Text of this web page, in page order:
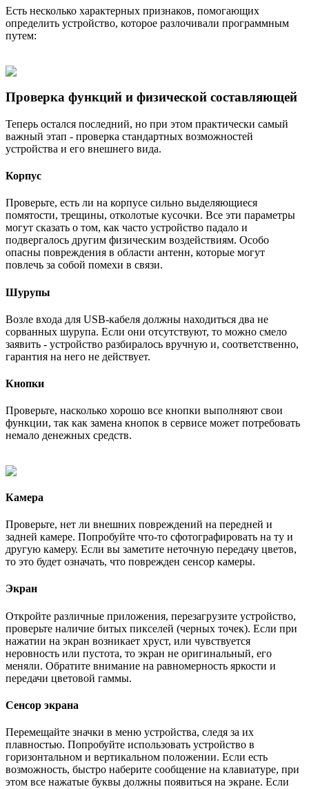
Есть несколько характерных признаков, помогающих
определить устройство, которое разлочивали программным
путем:
Проверка функций и физической составляющей
Теперь остался последний, но при этом практически самый
важный этап - проверка стандартных возможностей
устройства и его внешнего вида.
Корпус
Проверьте, есть ли на корпусе сильно выделяющиеся
помятости, трещины, отколотые кусочки. Все эти параметры
могут сказать о том, как часто устройство падало и
подвергалось другим физическим воздействиям. Особо
опасны повреждения в области антенн, которые могут
повлечь за собой помехи в связи.
Шурупы
Возле входа для USB-кабеля должны находиться два не
сорванных шурупа. Если они отсутствуют, то можно смело
заявить - устройство разбиралось вручную и, соответственно,
гарантия на него не действует.
Кнопки
Проверьте, насколько хорошо все кнопки выполняют свои
функции, так как замена кнопок в сервисе может потребовать
немало денежных средств.
Камера
Проверьте, нет ли внешних повреждений на передней и
задней камере. Попробуйте что-то сфотографировать на ту и
другую камеру. Если вы заметите неточную передачу цветов,
то это будет означать, что поврежден сенсор камеры.
Экран
Откройте различные приложения, перезагрузите устройство,
проверьте наличие битых пикселей (черных точек). Если при
нажатии на экран возникает хруст, или чувствуется
неровность или пустота, то экран не оригинальный, его
меняли. Обратите внимание на равномерность яркости и
передачи цветовой гаммы.
Сенсор экрана
Перемещайте значки в меню устройства, следя за их
плавностью. Попробуйте использовать устройство в
горизонтальном и вертикальном положении. Если есть
возможность, быстро наберите сообщение на клавиатуре, при
этом все нажатые буквы должны появиться на экране. Если